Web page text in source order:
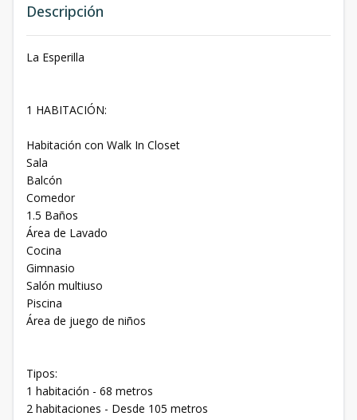
Descripción
La Esperilla
1 HABITACIÓN:
Habitación con Walk In Closet
Sala
Balcón
Comedor
1.5 Baños
Área de Lavado
Cocina
Gimnasio
Salón multiuso
Piscina
Área de juego de niños
Tipos:
1 habitación - 68 metros
2 habitaciones - Desde 105 metros